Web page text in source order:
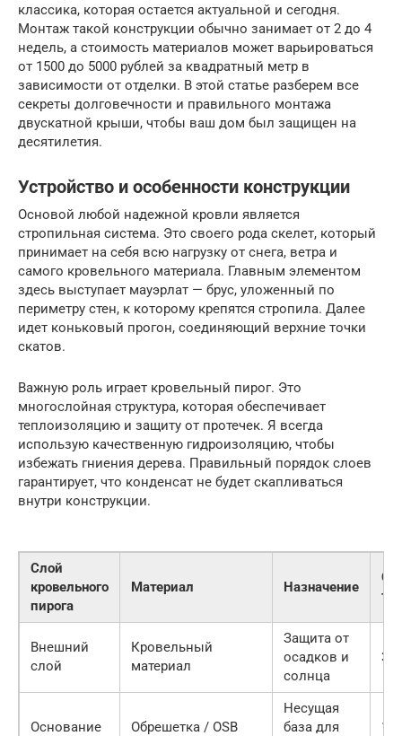
классика, которая остается актуальной и сегодня.
Монтаж такой конструкции обычно занимает от 2 до 4
недель, а стоимость материалов может варьироваться
от 1500 до 5000 рублей за квадратный метр в
зависимости от отделки. В этой статье разберем все
секреты долговечности и правильного монтажа
двускатной крыши, чтобы ваш дом был защищен на
десятилетия.
Устройство и особенности конструкции
Основой любой надежной кровли является
стропильная система. Это своего рода скелет, который
принимает на себя всю нагрузку от снега, ветра и
самого кровельного материала. Главным элементом
здесь выступает мауэрлат — брус, уложенный по
периметру стен, к которому крепятся стропила. Далее
идет коньковый прогон, соединяющий верхние точки
скатов.
Важную роль играет кровельный пирог. Это
многослойная структура, которая обеспечивает
теплоизоляцию и защиту от протечек. Я всегда
использую качественную гидроизоляцию, чтобы
избежать гниения дерева. Правильный порядок слоев
гарантирует, что конденсат не будет скапливаться
внутри конструкции.
Слой
кровельного
пирога
Материал Назначение
Внешний
слой
Кровельный
материал
Защита от
осадков и
солнца
3-
Основание Обрешетка / OSB
Несущая
база для